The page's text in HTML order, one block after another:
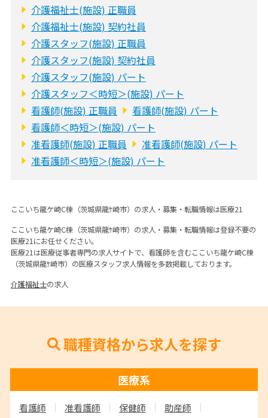
介護福祉士(施設) 正職員
介護福祉士(施設) 契約社員
介護スタッフ(施設) 正職員
介護スタッフ(施設) 契約社員
介護スタッフ(施設) パート
介護スタッフ＜時短＞(施設) パート
看護師(施設) 正職員
看護師(施設) パート
看護師＜時短＞(施設) パート
准看護師(施設) 正職員
准看護師(施設) パート
准看護師＜時短＞(施設) パート
ここいち龍ケ崎C棟（茨城県龍ｹ崎市）の求人・募集・転職情報は医療21
ここいち龍ケ崎C棟（茨城県龍ｹ崎市）の求人・募集・転職情報は登録不要の
医療21にお任せください。
医療21は医療従事者専門の求人サイトで、看護師を含むここいち龍ケ崎C棟
（茨城県龍ｹ崎市）の医療スタッフ求人情報を多数掲載しております。
介護福祉士の求人
職種資格から求人を探す
医療系
看護師 准看護師 保健師
助産師